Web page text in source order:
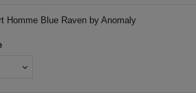
Homme Blue Raven by Anomaly